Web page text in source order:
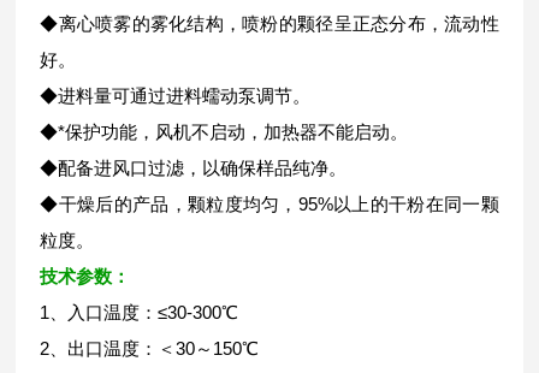
◆离心喷雾的雾化结构，喷粉的颗径呈正态分布，流动性
好。
◆进料量可通过进料蠕动泵调节。
◆*保护功能，风机不启动，加热器不能启动。
◆配备进风口过滤，以确保样品纯净。
◆干燥后的产品，颗粒度均匀，95%以上的干粉在同一颗
粒度。
技术参数：
1、入口温度：≤30-300℃
2、出口温度：＜30～150℃